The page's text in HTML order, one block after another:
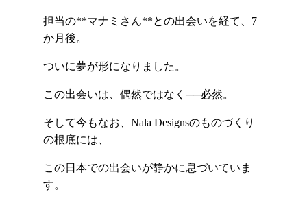
担当の**マナミさん**との出会いを経て、7
か月後。
ついに夢が形になりました。
この出会いは、偶然ではなく──必然。
そして今もなお、Nala Designsのものづくり
の根底には、
この日本での出会いが静かに息づいていま
す。